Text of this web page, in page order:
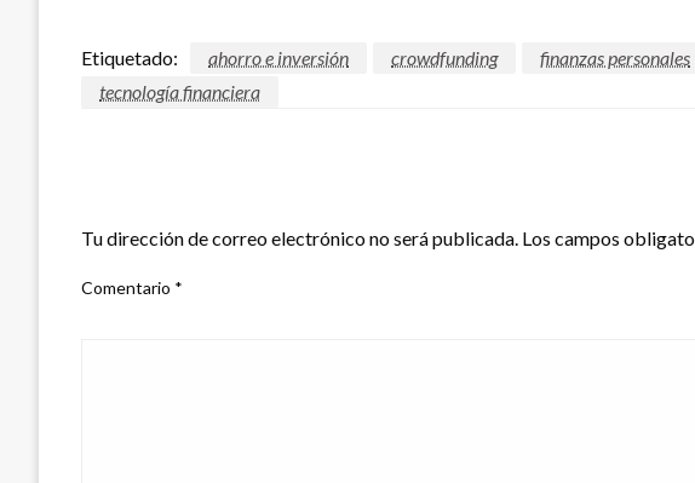
Etiquetado: ahorro e inversión crowdfunding finanzas personales
tecnología financiera
Tu dirección de correo electrónico no será publicada. Los campos
Comentario *